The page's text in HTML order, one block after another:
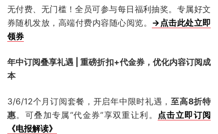
无付费、无门槛！全员可参与每日福利抽奖。专属好文
券随机发放，高端付费内容随心阅览。 →点击此处立即
领券
年中订阅叠享礼遇 | 重磅折扣+代金券，优化内容订阅成
本
3/6/12个月订阅套餐，开启年中限时礼遇，至高8折特
惠。可叠加专属“代金券”享双重让利。 点击立即订阅
《电报解读》